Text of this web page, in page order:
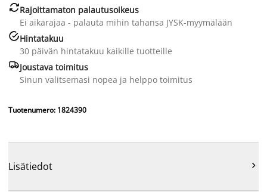
Rajoittamaton palautusoikeus
Ei aikarajaa - palauta mihin tahansa JYSK-myymälään
Hintatakuu
30 päivän hintatakuu kaikille tuotteille
Joustava toimitus
Sinun valitsemasi nopea ja helppo toimitus
Tuotenumero: 1824390
Lisätiedot 